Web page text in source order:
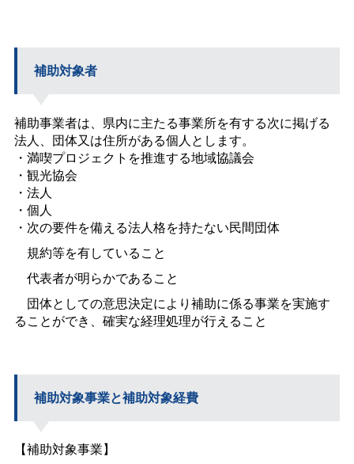
補助対象者
補助事業者は、県内に主たる事業所を有する次に掲げる
法人、団体又は住所がある個人とします。
・満喫プロジェクトを推進する地域協議会
・観光協会
・法人
・個人
・次の要件を備える法人格を持たない民間団体
規約等を有していること
代表者が明らかであること
団体としての意思決定により補助に係る事業を実施す
ることができ、確実な経理処理が行えること
補助対象事業と補助対象経費
【補助対象事業】